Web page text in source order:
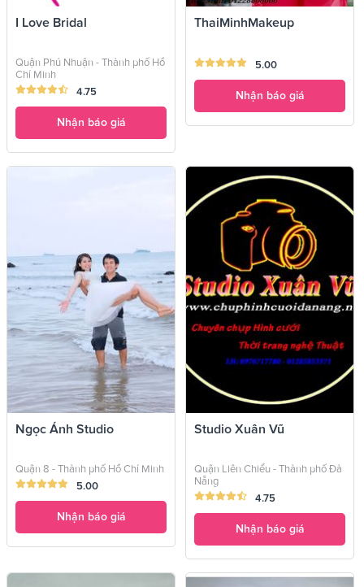
I Love Bridal
Quận Phú Nhuận - Thành phố Hồ
Chí Minh
4.75
Nhận báo giá
ThaiMinhMakeup
5.00
Nhận báo giá
Ngọc Ánh Studio
Quận 8 - Thành phố Hồ Chí Minh
5.00
Nhận báo giá
Studio Xuân Vũ
Quận Liên Chiểu - Thành phố Đà
Nẵng
4.75
Nhận báo giá